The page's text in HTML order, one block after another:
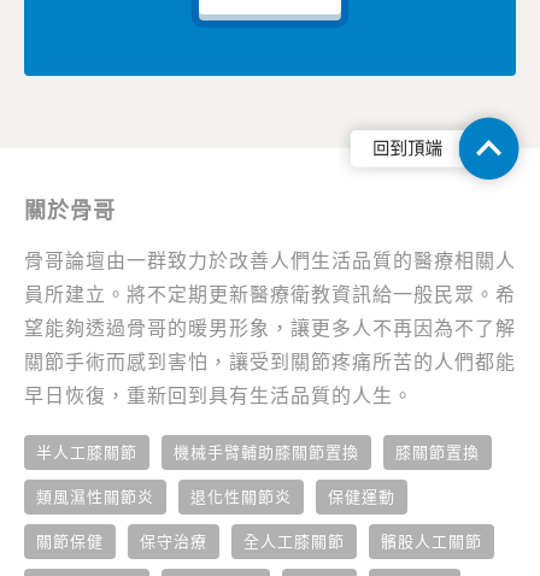
關於骨哥
骨哥論壇由一群致力於改善人們生活品質的醫療相關人
員所建立。將不定期更新醫療衛教資訊給一般民眾。希
望能夠透過骨哥的暖男形象，讓更多人不再因為不了解
關節手術而感到害怕，讓受到關節疼痛所苦的人們都能
早日恢復，重新回到具有生活品質的人生。
半人工膝關節 機械手臂輔助膝關節置換 膝關節置換
類風濕性關節炎 退化性關節炎 保健運動
關節保健 保守治療 全人工膝關節 髕股人工關節